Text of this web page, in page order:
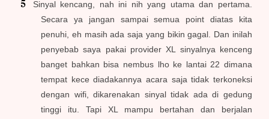
Sinyal kencang, nah ini nih yang utama dan pertama.
Secara ya jangan sampai semua point diatas kita
penuhi, eh masih ada saja yang bikin gagal. Dan inilah
penyebab saya pakai provider XL sinyalnya kenceng
banget bahkan bisa nembus lho ke lantai 22 dimana
tempat kece diadakannya acara saja tidak terkoneksi
dengan wifi, dikarenakan sinyal tidak ada di gedung
tinggi itu. Tapi XL mampu bertahan dan berjalan